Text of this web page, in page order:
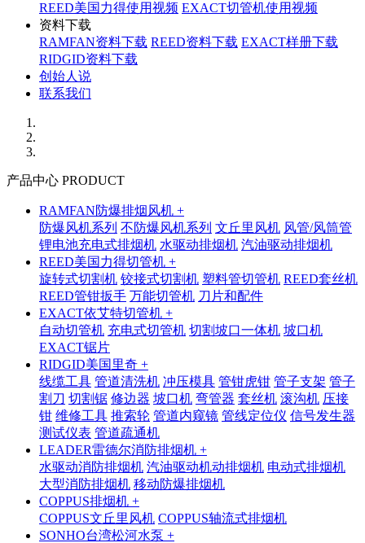
REED美国力得使用视频 EXACT切管机使用视频
资料下载
RAMFAN资料下载 REED资料下载 EXACT样册下载
RIDGID资料下载
创始人说
联系我们
产品中心 PRODUCT
RAMFAN防爆排烟风机 +
防爆风机系列 不防爆风机系列 文丘里风机 风管/风筒管
锂电池充电式排烟机 水驱动排烟机 汽油驱动排烟机
REED美国力得切管机 +
旋转式切割机 铰接式切割机 塑料管切管机 REED套丝机
REED管钳扳手 万能切管机 刀片和配件
EXACT依艾特切管机 +
自动切管机 充电式切管机 切割坡口一体机 坡口机
EXACT锯片
RIDGID美国里奇 +
线缆工具 管道清洗机 冲压模具 管钳虎钳 管子支架 管子
割刀 切割锯 修边器 坡口机 弯管器 套丝机 滚沟机 压接
钳 维修工具 推索轮 管道内窥镜 管线定位仪 信号发生器
测试仪表 管道疏通机
LEADER雷德尔消防排烟机 +
水驱动消防排烟机 汽油驱动机动排烟机 电动式排烟机
大型消防排烟机 移动防爆排烟机
COPPUS排烟机 +
COPPUS文丘里风机 COPPUS轴流式排烟机
SONHO台湾松河水泵 +